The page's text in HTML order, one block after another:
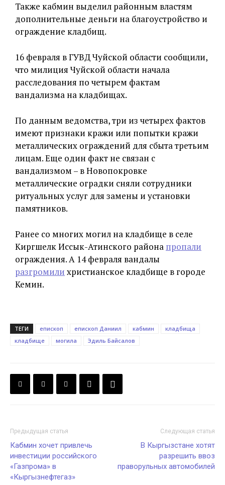
Также кабмин выделил районным властям
дополнительные деньги на благоустройство и
ограждение кладбищ.
16 февраля в ГУВД Чуйской области сообщили,
что милиция Чуйской области начала
расследования по четырем фактам
вандализма на кладбищах.
По данным ведомства, три из четырех фактов
имеют признаки кражи или попытки кражи
металлических ограждений для сбыта третьим
лицам. Еще один факт не связан с
вандализмом – в Новопокровке
металлические оградки сняли сотрудники
ритуальных услуг для замены и установки
памятников.
Ранее со многих могил на кладбище в селе
Киргшелк Иссык-Атинского района пропали
ограждения. А 14 февраля вандалы
разгромили христианское кладбище в городе
Кемин.
ТЕГИ епископ епископ Даниил кабмин
кладбища
кладбище
могила Эдиль Байсалов
Предыдущая статья
Кабмин хочет привлечь
инвестиции российского
«Газпрома» в
«Кыргызнефтегаз»
Следующая статья
В Кыргызстане хотят
разрешить ввоз
праворульных автомобилей